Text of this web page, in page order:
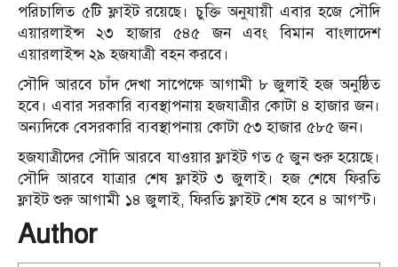
পরিচালিত ৫টি ফ্লাইট রয়েছে। চুক্তি অনুযায়ী এবার হজে সৌদি
এয়ারলাইন্স ২৩ হাজার ৫৪৫ জন এবং বিমান বাংলাদেশ
এয়ারলাইন্স ২৯ হজযাত্রী বহন করবে।
সৌদি আরবে চাঁদ দেখা সাপেক্ষে আগামী ৮ জুলাই হজ অনুষ্ঠিত
হবে। এবার সরকারি ব্যবস্থাপনায় হজযাত্রীর কোটা ৪ হাজার জন।
অন্যদিকে বেসরকারি ব্যবস্থাপনায় কোটা ৫৩ হাজার ৫৮৫ জন।
হজযাত্রীদের সৌদি আরবে যাওয়ার ফ্লাইট গত ৫ জুন শুরু হয়েছে।
সৌদি আরবে যাত্রার শেষ ফ্লাইট ৩ জুলাই। হজ শেষে ফিরতি
ফ্লাইট শুরু আগামী ১৪ জুলাই, ফিরতি ফ্লাইট শেষ হবে ৪ আগস্ট।
Author